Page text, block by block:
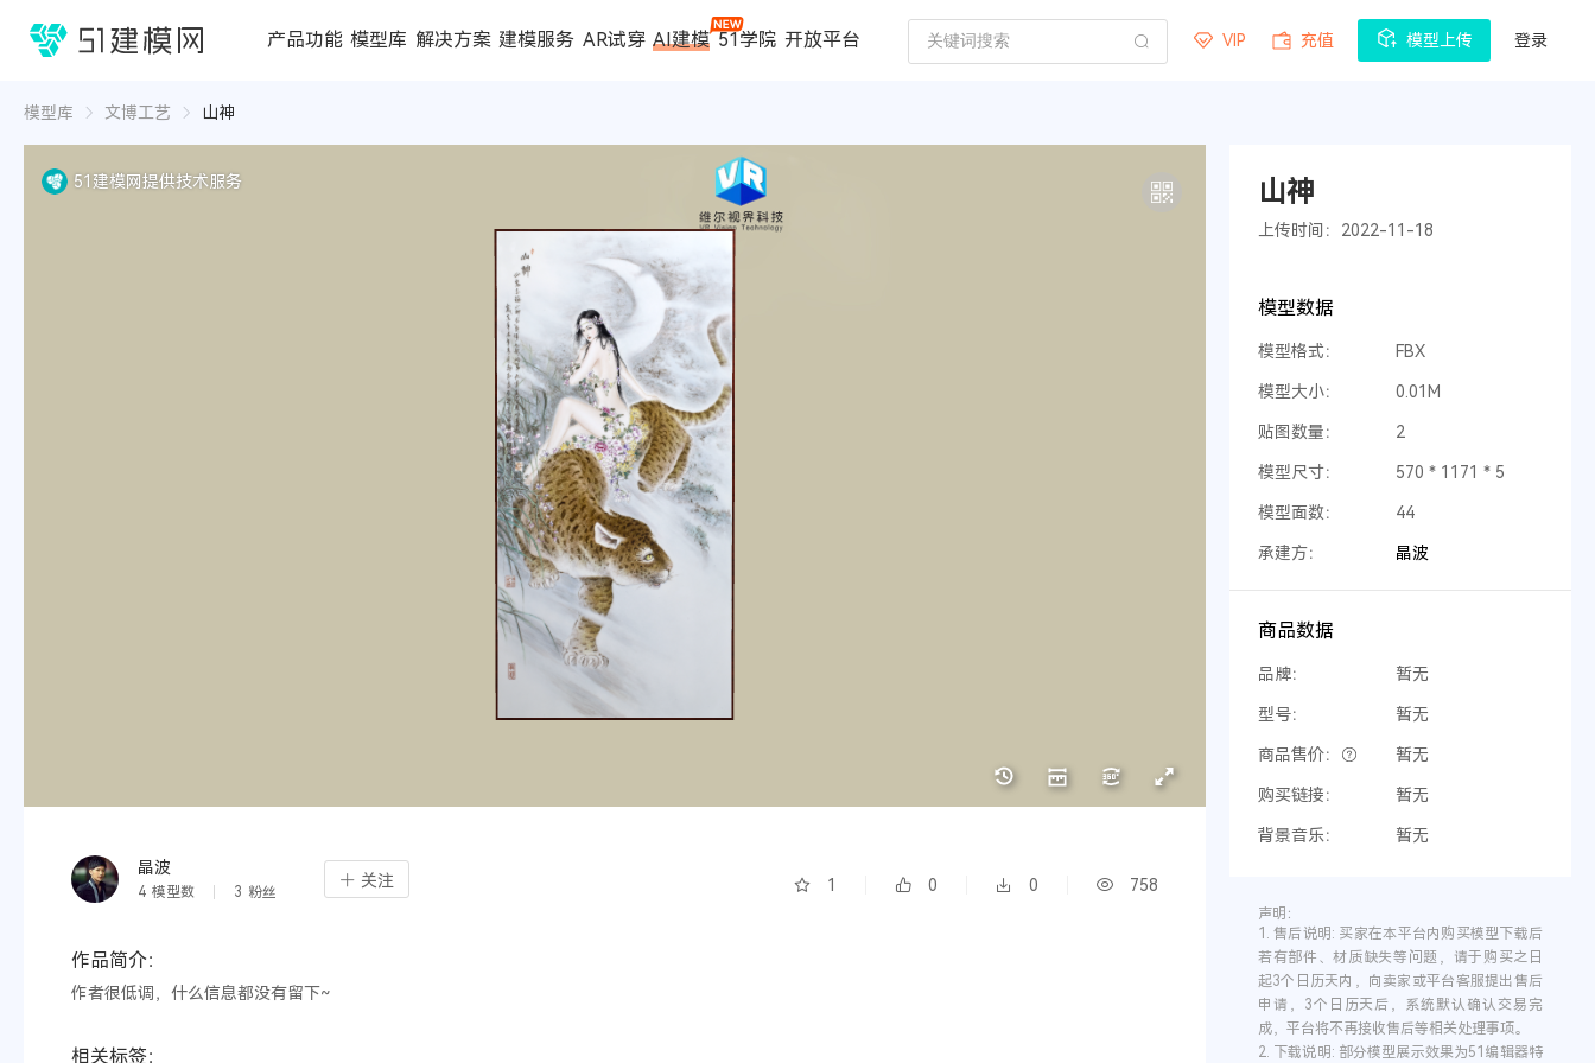
1688
产品功能 模型库 解决方案 建模服务 AR试穿 AI建模 51学院 开放平台 VIP 充值 模型上传 登录
模型库 文博工艺 山神
51建模网提供技术服务
晶波
4 模型数 3 粉丝
关注 1 0 0 758
作品简介：
作者很低调，什么信息都没有留下~
相关标签：
山神
上传时间：2022-11-18
模型数据
模型格式： FBX
模型大小： 0.01M
贴图数量： 2
模型尺寸： 570 * 1171 * 5
模型面数： 44
承建方： 晶波
商品数据
品牌： 暂无
型号： 暂无
商品售价： 暂无
购买链接： 暂无
背景音乐： 暂无
声明：
1.售后说明: 买家在本平台内购买模型下载后
若有部件、材质缺失等问题，请于购买之日
起3个日历天内，向卖家或平台客服提出售后
申请，3个日历天后，系统默认确认交易完
成，平台将不再接收售后等相关处理事项。
2.
下载说明: 部分模型展示效果为51编辑器特